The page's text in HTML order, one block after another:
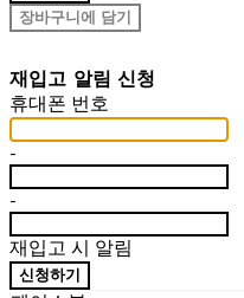
장바구니에 담기
재입고 알림 신청
휴대폰 번호
-
-
재입고 시 알림
신청하기